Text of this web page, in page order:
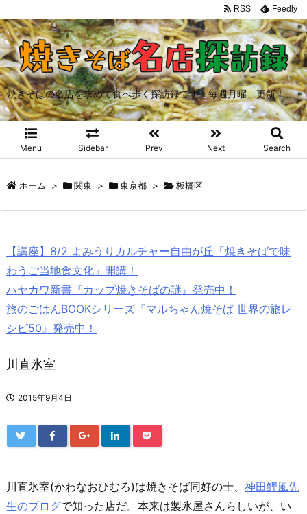
焼きそばの名店を求めて食べ歩く探訪録です。毎週月曜、更新！
Menu Sidebar Prev Next Search
RSS Feedly
ホーム > 関東 > 東京都 > 板橋区
【講座】8/2 よみうりカルチャー自由が丘「焼きそばで味
わうご当地食文化」開講！
ハヤカワ新書『カップ焼きそばの謎』発売中！
旅のごはんBOOKシリーズ『マルちゃん焼そば 世界の旅レ
シピ50』発売中！
川直氷室
2015年9月4日
川直氷室(かわなおひむろ)は焼きそば同好の士、 神田鯉風先
生のブログで知った店だ。本来は製氷屋さんらしいが、い